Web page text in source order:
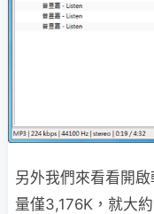
另外我們來看看開
量僅3,176K，就大